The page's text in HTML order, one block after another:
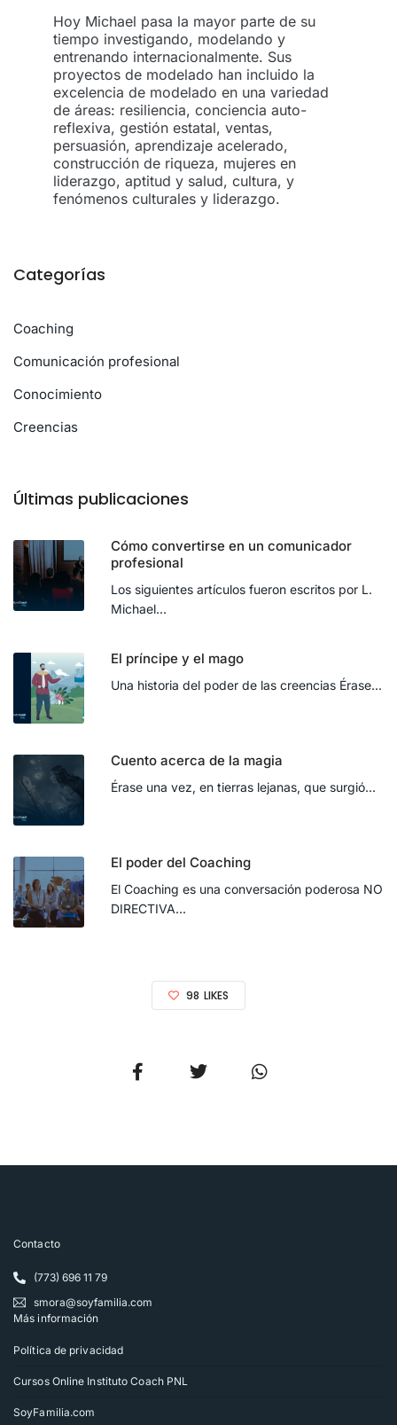
Hoy Michael pasa la mayor parte de su
tiempo investigando, modelando y
entrenando internacionalmente. Sus
proyectos de modelado han incluido la
excelencia de modelado en una variedad
de áreas: resiliencia, conciencia auto-
reflexiva, gestión estatal, ventas,
persuasión, aprendizaje acelerado,
construcción de riqueza, mujeres en
liderazgo, aptitud y salud, cultura, y
fenómenos culturales y liderazgo.
Categorías
Coaching
Comunicación profesional
Conocimiento
Creencias
Últimas publicaciones
Cómo convertirse en un comunicador
profesional
Los siguientes artículos fueron escritos por L.
Michael...
El príncipe y el mago
Una historia del poder de las creencias Érase...
Cuento acerca de la magia
Érase una vez, en tierras lejanas, que surgió...
El poder del Coaching
El Coaching es una conversación poderosa NO
DIRECTIVA...
98 LIKES
Contacto
(773) 696 11 79
smora@soyfamilia.com
Más información
Política de privacidad
Cursos Online Instituto Coach PNL
SoyFamilia.com